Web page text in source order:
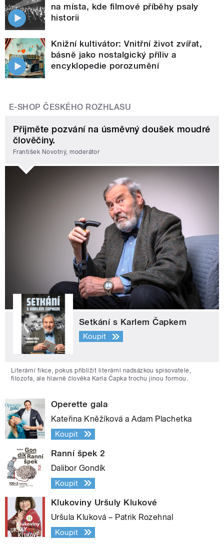
na místa, kde filmové příběhy psaly
historii
Knižní kultivátor: Vnitřní život zvířat,
básně jako nostalgický příliv a
encyklopedie porozumění
E-SHOP ČESKÉHO ROZHLASU
Přijměte pozvání na úsměvný doušek moudré
člověčiny.
František Novotný, moderátor
Setkání s Karlem Čapkem
Koupit
Literární fikce, pokus přiblížit literární nadsázkou spisovatele,
filozofa, ale hlavně člověka Karla Čapka trochu jinou formou.
Operette gala
Kateřina Kněžíková a Adam Plachetka
Koupit
Ranní špek 2
Dalibor Gondík
Koupit
Klukoviny Uršuly Klukové
Uršula Kluková – Patrik Rozehnal
Koupit